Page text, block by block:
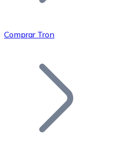
Bitcoin
Comprar Tron